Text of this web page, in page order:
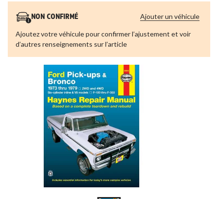
NON CONFIRMÉ
Ajoutez votre véhicule pour confirmer l’ajustement et voir
d’autres renseignements sur l’article
Ajouter un véhicule